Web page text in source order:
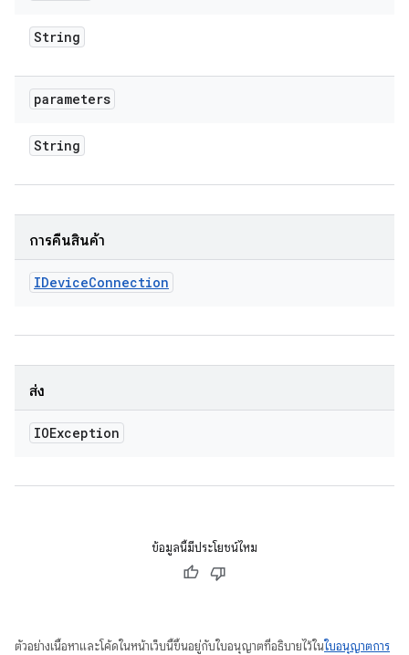
String
parameters
String
การคืนสินค้า
IDeviceConnection
ส่ง
IOException
ข้อมูลนี้มีประโยชน์ไหม
ตัวอย่างเนื้อหาและโค้ดในหน้าเว็บนี้ขึ้นอยู่กับใบอนุญาตที่อธิบายไว้ในใบอนุญาตการ